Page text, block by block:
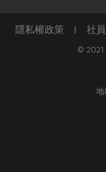
隱私權政策 | 社
© 2021
地